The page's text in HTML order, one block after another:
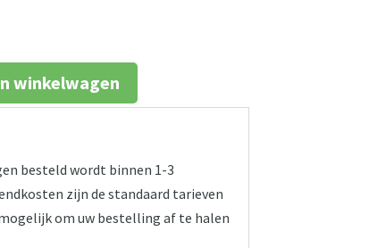
winkelwagen
besteld wordt binnen 1-3
zijn de standaard tarieven
om uw bestelling af te halen